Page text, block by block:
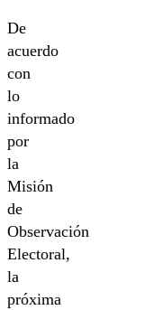
De
acuerdo
con
lo
informado
por
la
Misión
de
Observación
Electoral,
la
próxima